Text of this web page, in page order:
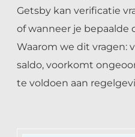
Getsby kan verificatie
of wanneer je bepaalde
Waarom we dit vragen:
saldo, voorkomt
te voldoen aan